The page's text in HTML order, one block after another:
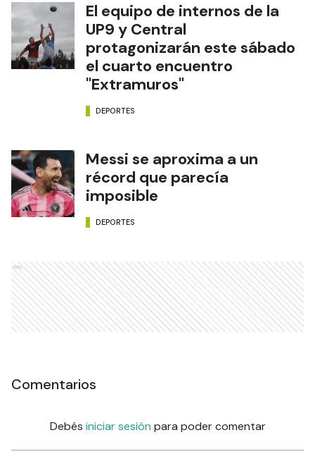
El equipo de internos de la
UP9 y Central
protagonizarán este sábado
el cuarto encuentro
"Extramuros"
DEPORTES
Messi se aproxima a un
récord que parecía
imposible
DEPORTES
Ads
Comentarios
Debés iniciar sesión para poder comentar